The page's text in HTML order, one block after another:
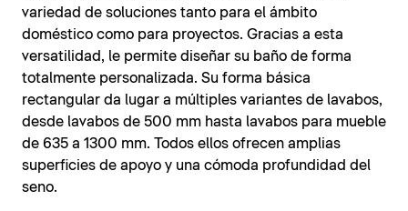
variedad de soluciones tanto para el ámbito
doméstico como para proyectos. Gracias a esta
versatilidad, le permite diseñar su baño de forma
totalmente personalizada. Su forma básica
rectangular da lugar a múltiples variantes de lavabos,
desde lavabos de 500 mm hasta lavabos para mueble
de 635 a 1300 mm. Todos ellos ofrecen amplias
superficies de apoyo y una cómoda profundidad del
seno.